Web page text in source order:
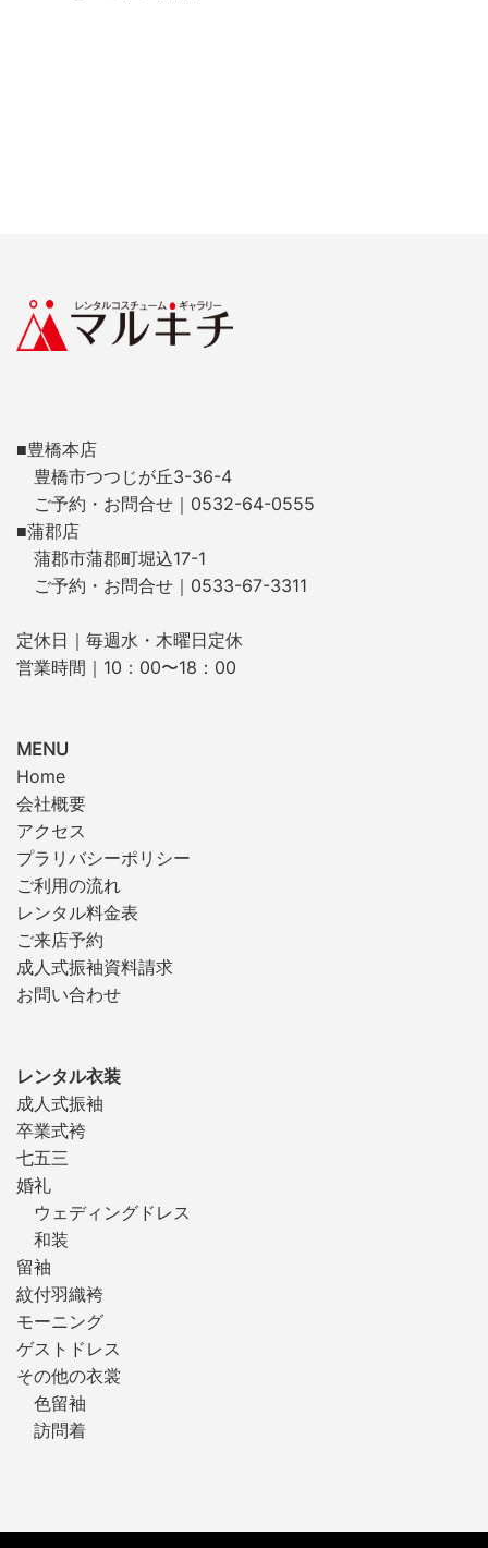
■豊橋本店
豊橋市つつじが丘3-36-4
ご予約・お問合せ｜0532-64-0555
■蒲郡店
蒲郡市蒲郡町堀込17-1
ご予約・お問合せ｜0533-67-3311
定休日｜毎週水・木曜日定休
営業時間｜10：00〜18：00
MENU
Home
会社概要
アクセス
プラリバシーポリシー
ご利用の流れ
レンタル料金表
ご来店予約
成人式振袖資料請求
お問い合わせ
レンタル衣装
成人式振袖
卒業式袴
七五三
婚礼
ウェディングドレス
和装
留袖
紋付羽織袴
モーニング
ゲストドレス
その他の衣裳
色留袖
訪問着